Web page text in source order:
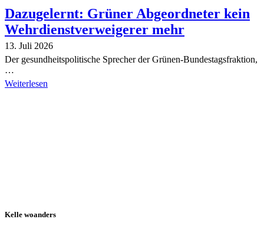
Dazugelernt: Grüner Abgeordneter kein
Wehrdienstverweigerer mehr
13. Juli 2026
Der gesundheitspolitische Sprecher der Grünen-Bundestagsfraktion,
…
Weiterlesen
Kelle woanders